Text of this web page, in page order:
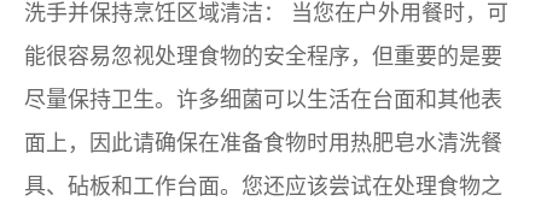
洗手并保持烹饪区域清洁：
当您在户外用餐时，可
能很容易忽视处理食物的安全程序，但重要的是要
尽量保持卫生。许多细菌可以生活在台面和其他表
面上，因此请确保在准备食物时用热肥皂水清洗餐
具、砧板和工作台面。您还应该尝试在处理食物之